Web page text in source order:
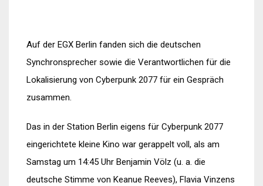
Auf der EGX Berlin fanden sich die deutschen
Synchronsprecher sowie die Verantwortlichen für die
Lokalisierung von Cyberpunk 2077 für ein Gespräch
zusammen.
Das in der Station Berlin eigens für Cyberpunk 2077
eingerichtete kleine Kino war gerappelt voll, als am
Samstag um 14:45 Uhr Benjamin Völz (u. a. die
deutsche Stimme von Keanue Reeves), Flavia Vinzens